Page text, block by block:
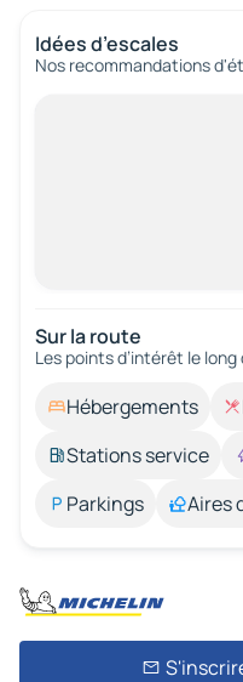
Idées d’escales
Nos recommandations
Sur la route
Les points d’intérêt le
Hébergements
Stations service
Parkings
Aires